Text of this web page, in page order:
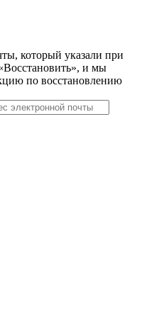
который указали при
и мы
по восстановлению